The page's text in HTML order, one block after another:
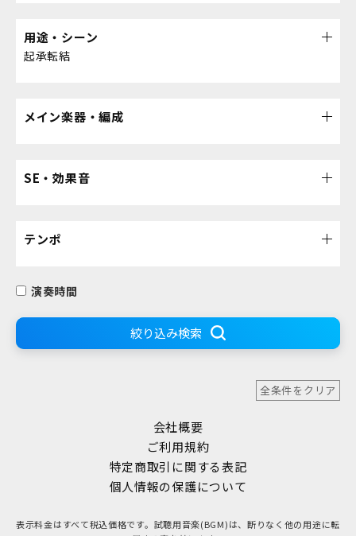
用途・シーン
起承転結
メイン楽器・編成
SE・効果音
テンポ
演奏時間
絞り込み検索
全条件をクリア
会社概要
ご利用規約
特定商取引に関する表記
個人情報の保護について
表示料金はすべて税込価格です。試聴用音楽(BGM)は、断りなく他の用途に転